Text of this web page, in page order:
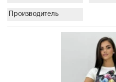
Производитель